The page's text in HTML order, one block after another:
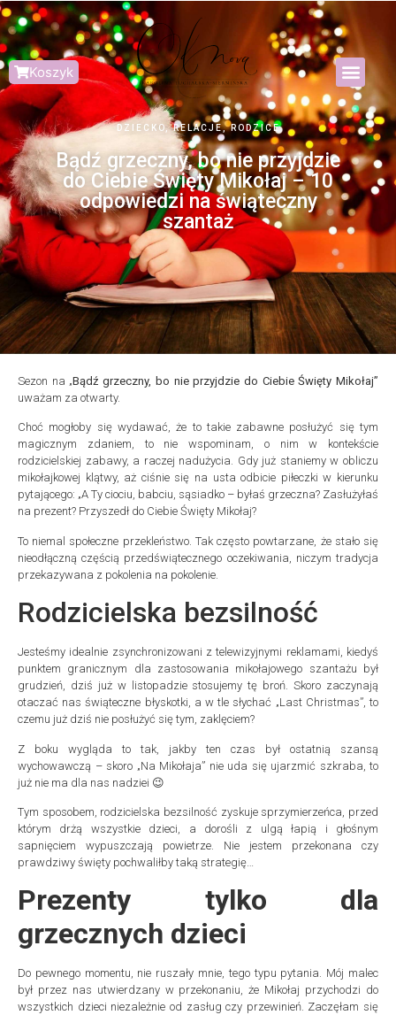
Koszyk
DZIECKO,RELACJE,RODZICE
Bądź grzeczny, bo nie przyjdzie
do Ciebie Święty Mikołaj – 10
odpowiedzi na świąteczny
szantaż
Sezon na „Bądź grzeczny, bo nie przyjdzie do Ciebie Święty Mikołaj”
uważam za otwarty.
Choć mogłoby się wydawać, że to takie zabawne posłużyć się tym
magicznym zdaniem, to nie wspominam, o nim w kontekście
rodzicielskiej zabawy, a raczej nadużycia. Gdy już staniemy w obliczu
mikołajkowej klątwy, aż ciśnie się na usta odbicie piłeczki w kierunku
pytającego: „A Ty ciociu, babciu, sąsiadko – byłaś grzeczna? Zasłużyłaś
na prezent? Przyszedł do Ciebie Święty Mikołaj?
To niemal społeczne przekleństwo. Tak często powtarzane, że stało się
nieodłączną częścią przedświątecznego oczekiwania, niczym tradycja
przekazywana z pokolenia na pokolenie.
Rodzicielska bezsilność
Jesteśmy idealnie zsynchronizowani z telewizyjnymi reklamami, kiedyś
punktem granicznym dla zastosowania mikołajowego szantażu był
grudzień, dziś już w listopadzie stosujemy tę broń. Skoro zaczynają
otaczać nas świąteczne błyskotki, a w tle słychać „Last Christmas”, to
czemu już dziś nie posłużyć się tym, zaklęciem?
Z boku wygląda to tak, jakby ten czas był ostatnią szansą
wychowawczą – skoro „Na Mikołaja” nie uda się ujarzmić szkraba, to
już nie ma dla nas nadziei 😉
Tym sposobem, rodzicielska bezsilność zyskuje sprzymierzeńca, przed
którym drżą wszystkie dzieci, a dorośli z ulgą łapią i głośnym
sapnięciem wypuszczają powietrze. Nie jestem przekonana czy
prawdziwy święty pochwaliłby taką strategię…
Prezenty tylko dla
grzecznych dzieci
Do pewnego momentu, nie ruszały mnie, tego typu pytania. Mój malec
był przez nas utwierdzany w przekonaniu, że Mikołaj przychodzi do
wszystkich dzieci niezależnie od zasług czy przewinień. Zaczęłam się